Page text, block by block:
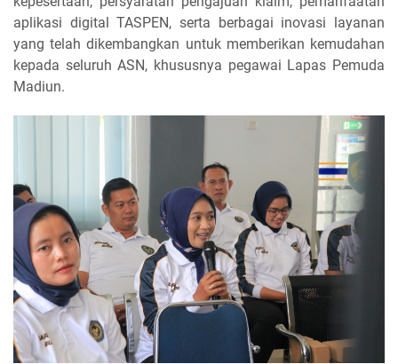
aplikasi digital TASPEN, serta berbagai inovasi layanan
yang telah dikembangkan untuk memberikan kemudahan
kepada seluruh ASN, khususnya pegawai Lapas Pemuda
Madiun.